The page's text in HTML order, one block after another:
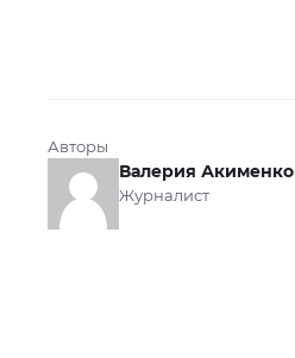
Авторы
Валерия Акименко
Журналист